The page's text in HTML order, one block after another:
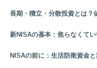
長期・積立・分散投資とは？
新NISAの基本：焦らなくて
NISAの前に：生活防衛資金